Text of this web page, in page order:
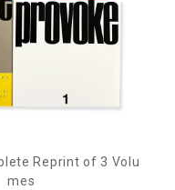
Reprint of 3 Volu
mes